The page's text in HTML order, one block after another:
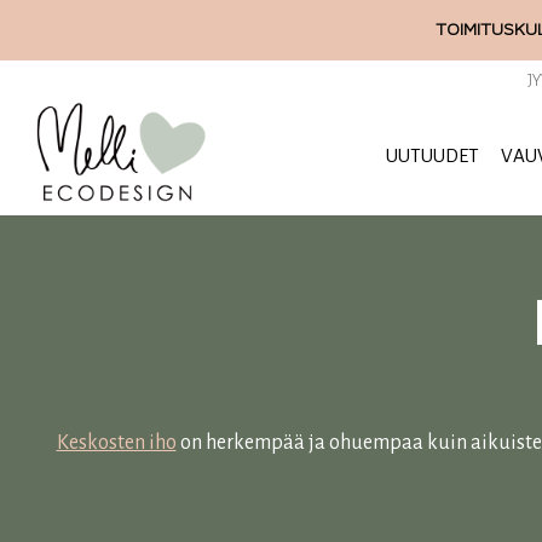
UUTUUDET
Keskosten iho on herkempää ja ohuempaa kuin